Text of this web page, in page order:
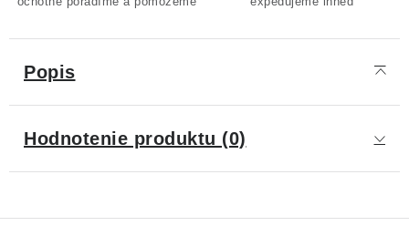
Popis
Hodnotenie produktu (0)